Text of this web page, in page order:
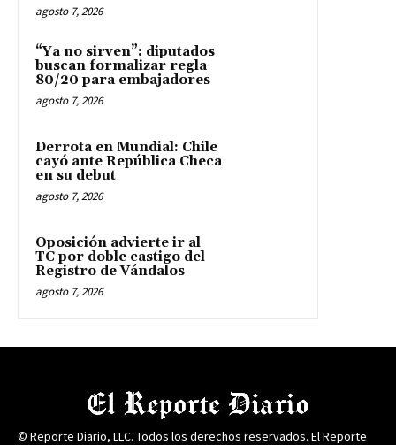
agosto 7, 2026
“Ya no sirven”: diputados
buscan formalizar regla
80/20 para embajadores
agosto 7, 2026
Derrota en Mundial: Chile
cayó ante República Checa
en su debut
agosto 7, 2026
Oposición advierte ir al
TC por doble castigo del
Registro de Vándalos
agosto 7, 2026
© Reporte Diario, LLC. Todos los derechos reservados. El Reporte